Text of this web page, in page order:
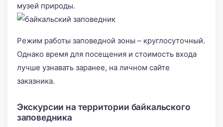
музей природы.
Режим работы заповедной зоны – круглосуточный.
Однако время для посещения и стоимость входа
лучше узнавать заранее, на личном сайте
заказника.
Экскурсии на территории байкальского
заповедника